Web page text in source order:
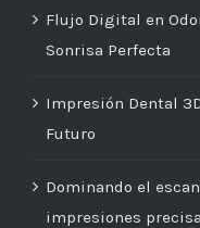
Flujo Digital en
Sonrisa Perfecta
Impresión Dental
Futuro
Dominando el
impresiones